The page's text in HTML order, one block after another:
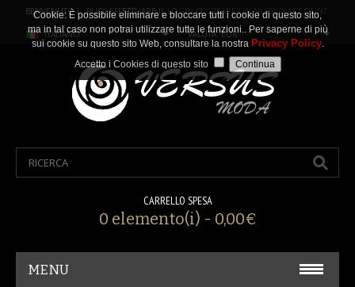
BENVENUTO ! PUOI EFFETTUARE ILLOGINOCREARE UN NUOVO ACCOUNT .
ITALIANO VALUTA: EUR
CARRELLO SPESA
0 elemento(i) - 0,00€
MENU
Cookie: È possibile eliminare e bloccare tutti i cookie di questo sito,
ma in tal caso non potrai utilizzare tutte le funzioni.. Per saperne di più
sui cookie su questo sito Web, consultare la nostra Privacy Policy.
Accetto i Cookies di questo sito